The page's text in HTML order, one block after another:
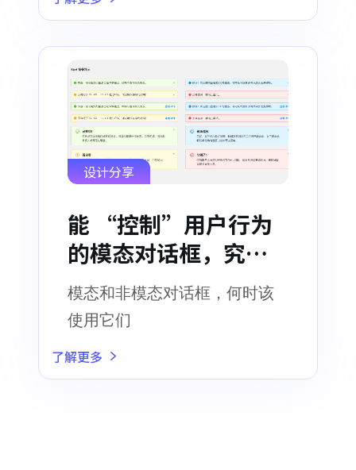
设计分享
能 “控制”用户行为
的模态对话框，究竟
有什么魔力？
模态和非模态对话框，何时该
使用它们
了解更多